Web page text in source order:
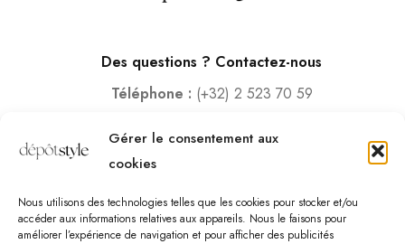
Gérer le consentement aux
cookies
Nous utilisons des technologies telles que les cookies pour stocker et/ou
accéder aux informations relatives aux appareils. Nous le faisons pour
améliorer l’expérience de navigation et pour afficher des publicités
Des questions ? Contactez-nous
Téléphone : (+32) 2 523 70 59
Adresse : Rue des Deux Gares 6, 1070 Bruxelles
Lundi – Samedi :10:00 – 18:30